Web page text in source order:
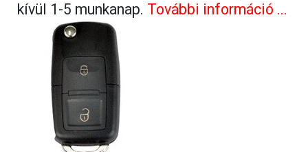
kívül 1-5 munkanap. További információ ...